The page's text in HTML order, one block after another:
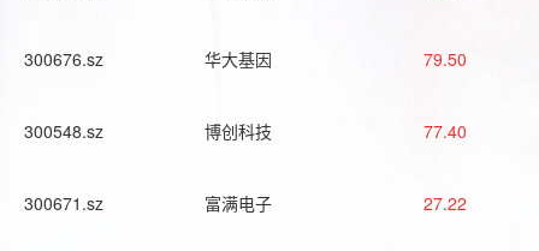
300676.sz 华大基因 79.50
300548.sz 博创科技 77.40
300671.sz 富满电子 27.22